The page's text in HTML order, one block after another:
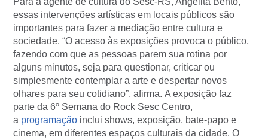
essas intervenções artísticas em locais públicos são
importantes para fazer a mediação entre cultura e
sociedade. “O acesso às exposições provoca o público,
fazendo com que as pessoas parem sua rotina por
alguns minutos, seja para questionar, criticar ou
simplesmente contemplar a arte e despertar novos
olhares para seu cotidiano”, afirma. A exposição faz
parte da 6º Semana do Rock Sesc Centro,
a programação inclui shows, exposição, bate-papo e
cinema, em diferentes espaços culturais da cidade. O